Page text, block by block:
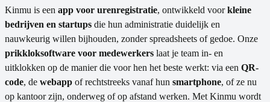
Kinmu is een app voor urenregistratie, ontwikkeld voorkleine
bedrijven en startups die hun administratie duidelijk en
nauwkeurig willen bijhouden, zonder spreadsheets of gedoe. Onze
prikkloksoftware voor medewerkers laat je team in- en
uitklokken op de manier die voor hen het beste werkt: via een QR-
code, de webapp of rechtstreeks vanaf hun smartphone, of ze nu
op kantoor zijn, onderweg of op afstand werken. Met Kinmu wordt